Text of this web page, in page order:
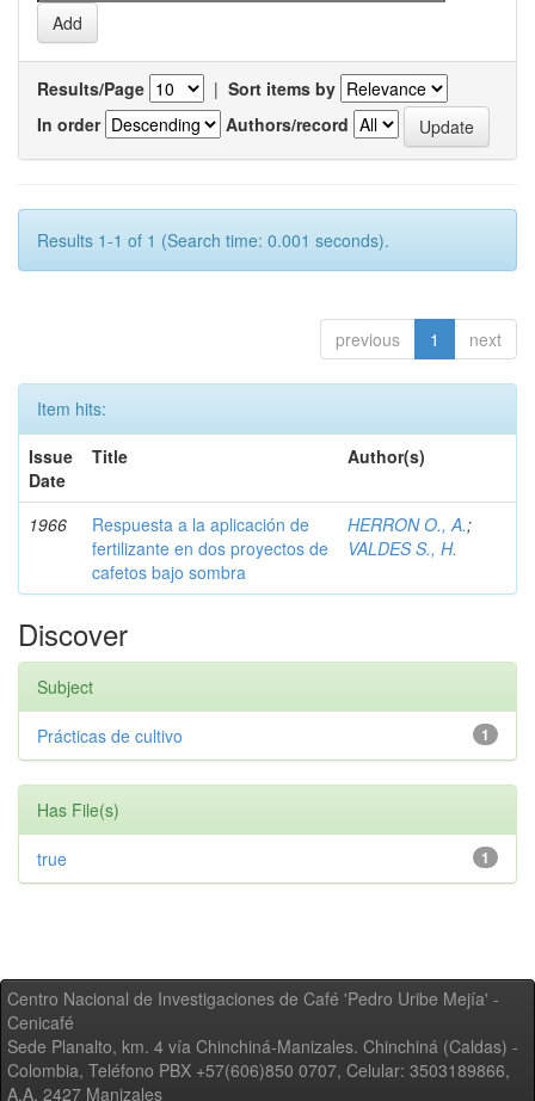
Results/Page | Sort items by
In order
Authors/record
Results 1-1 of 1 (Search time: 0.001 seconds).
previous 1 next
Item hits:
Issue
Date
Title Author(s)
1966
Respuesta a la aplicación de
fertilizante en dos proyectos de
cafetos bajo sombra
HERRON O., A.;
VALDES S., H.
Discover
Subject
1
Prácticas de cultivo
Has File(s)
1
true
Centro Nacional de Investigaciones de Café 'Pedro Uribe Mejía' -
Cenicafé
Sede Planalto, km. 4 vía Chinchiná-Manizales. Chinchiná (Caldas) -
Colombia, Teléfono PBX +57(606)850 0707, Celular: 3503189866,
A.A. 2427 Manizales